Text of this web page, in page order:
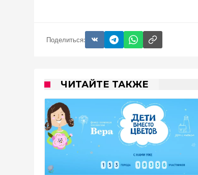
Поделиться:
ЧИТАЙТЕ ТАКЖЕ